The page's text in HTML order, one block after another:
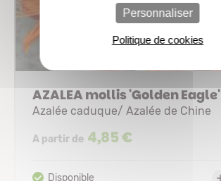
AZALEA mollis 'Golden Eagle'
Azalée caduque/ Azalée de Chine
A partir de 4,85 €
Personnaliser
Politique de cookies